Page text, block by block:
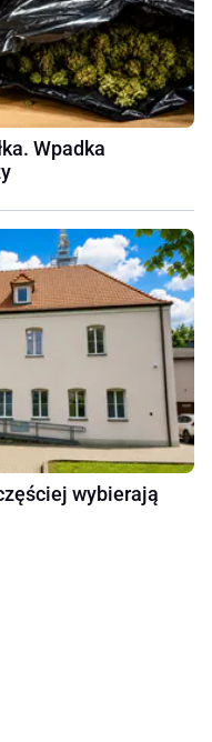
Wpadka
wybierają